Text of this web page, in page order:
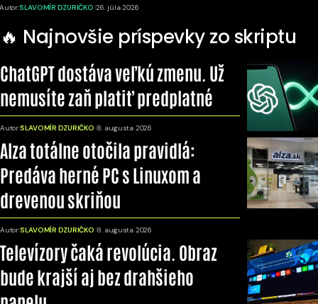
Autor:SLAVOMÍR DZURIČKO 26. júla 2026
🔥 Najnovšie príspevky zo skriptu
ChatGPT dostáva veľkú zmenu. Už
nemusíte zaň platiť predplatné
Autor:SLAVOMÍR DZURIČKO 8. augusta 2026
Alza totálne otočila pravidlá:
Predáva herné PC s Linuxom a
drevenou skriňou
Autor:SLAVOMÍR DZURIČKO 8. augusta 2026
Televízory čaká revolúcia. Obraz
bude krajší aj bez drahšieho